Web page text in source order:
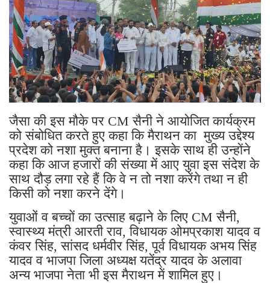
जैसा की इस मौके पर CM सैनी ने आयोजित कार्यक्रम
को संबोधित करते हुए कहा कि मैराथन का मुख्य उद्देश्य
प्रदेश को नशा मुक्त बनाना है। इसके साथ ही उन्होंने
कहा कि आज हजारों की संख्या में आए युवा इस संदेश के
साथ दौड़ लगा रहे हैं कि वे न तो नशा करेंगे तथा न ही
किसी को नशा करने देंगे।
युवाओं व बच्चों का उत्साह बढ़ाने के लिए CM सैनी,
स्वास्थ्य मंत्री आरती राव, विधायक ओमप्रकाश यादव व
कंवर सिंह, सांसद धर्मवीर सिंह, पूर्व विधायक अभय सिंह
यादव व भाजपा जिला अध्यक्ष यतेंद्र यादव के अलावा
अन्य भाजपा नेता भी इस मैराथन में शामिल हुए।